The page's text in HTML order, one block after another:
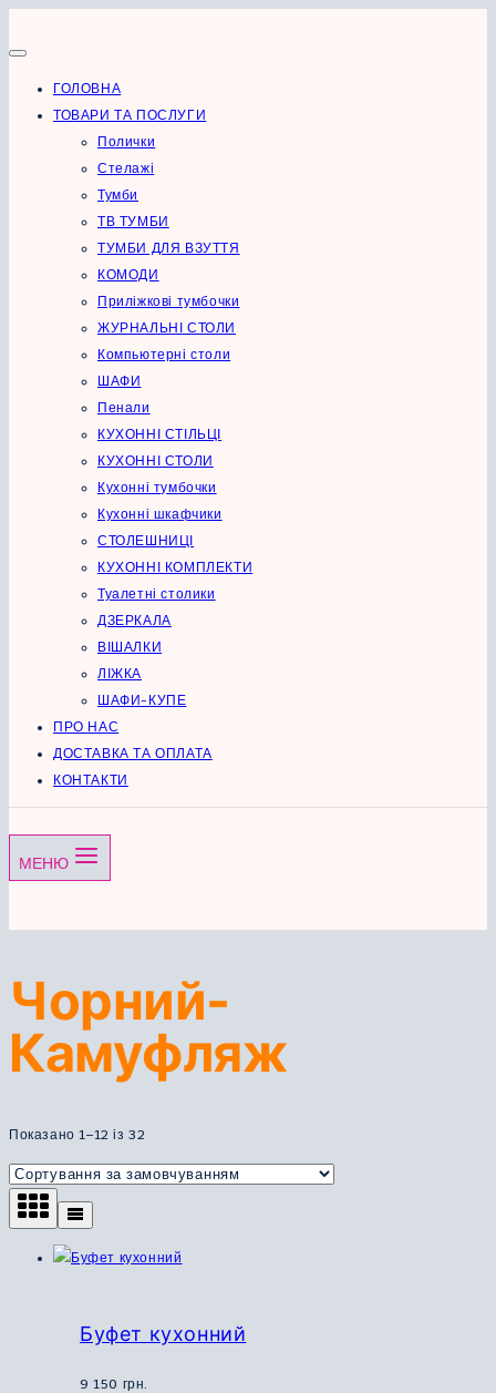
до
ГОЛОВНА
ТОВАРИ ТА ПОСЛУГИ
Полички
Стелажі
Тумби
ТВ ТУМБИ
ТУМБИ ДЛЯ ВЗУТТЯ
КОМОДИ
Приліжкові тумбочки
ЖУРНАЛЬНІ СТОЛИ
Компьютерні столи
ШАФИ
Пенали
КУХОННІ СТІЛЬЦІ
КУХОННІ СТОЛИ
Кухонні тумбочки
Кухонні шкафчики
СТОЛЕШНИЦІ
КУХОННІ КОМПЛЕКТИ
Туалетні столики
ДЗЕРКАЛА
ВІШАЛКИ
ЛІЖКА
ШАФИ-КУПЕ
ПРО НАС
ДОСТАВКА ТА ОПЛАТА
КОНТАКТИ
МЕНЮ
Чорний-
Камуфляж
Показано 1–12 із 32
Буфет кухонний
9 150 грн.